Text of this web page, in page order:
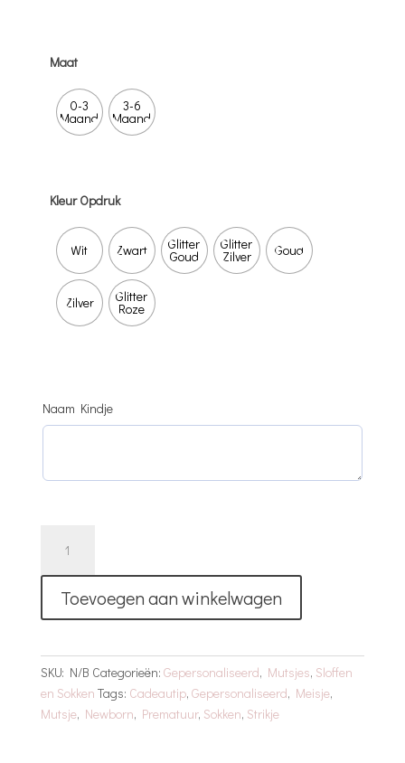
Maat
0-3
Maand
3-6
Maand
Kleur Opdruk
Wit Zwart Glitter
Goud
Glitter
Zilver Goud
Zilver Glitter
Roze
Naam Kindje
Setje
Met
|
Wit
aantal
Toevoegen aan winkelwagen
SKU: N/B Categorieën: Gepersonaliseerd, Mutsjes, Sloffen
en Sokken Tags: Cadeautip, Gepersonaliseerd, Meisje,
Mutsje, Newborn, Prematuur, Sokken, Strikje